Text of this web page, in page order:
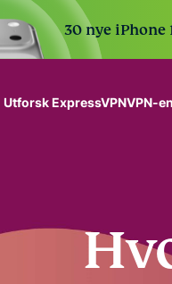
30 nye iPhone
Utforsk ExpressVPNVPN-